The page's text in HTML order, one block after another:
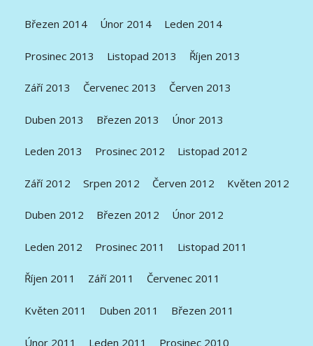
Březen 2014 Únor 2014 Leden 2014
Prosinec 2013 Listopad 2013 Říjen 2013
Září 2013 Červenec 2013 Červen 2013
Duben 2013 Březen 2013 Únor 2013
Leden 2013 Prosinec 2012 Listopad 2012
Září 2012 Srpen 2012 Červen 2012 Květen 2012
Duben 2012 Březen 2012 Únor 2012
Leden 2012 Prosinec 2011 Listopad 2011
Říjen 2011 Září 2011 Červenec 2011
Květen 2011 Duben 2011 Březen 2011
Únor 2011 Leden 2011 Prosinec 2010